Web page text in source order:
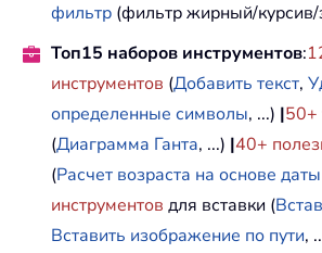
фильтр (фильтр жирный/курсив/
Топ15 наборов инструментов:
инструментов (Добавить текст,
определенные символы, ...) |50+
(Диаграмма Ганта, ...) |40+
(Расчет возраста на основе
инструментов для вставки (
Вставить изображение по пути,